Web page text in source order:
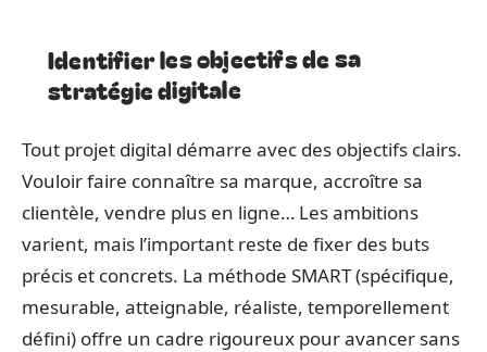
Identifier les objectifs de sa
stratégie digitale
Tout projet digital démarre avec des objectifs clairs.
Vouloir faire connaître sa marque, accroître sa
clientèle, vendre plus en ligne… Les ambitions
varient, mais l’important reste de fixer des buts
précis et concrets. La méthode SMART (spécifique,
mesurable, atteignable, réaliste, temporellement
défini) offre un cadre rigoureux pour avancer sans